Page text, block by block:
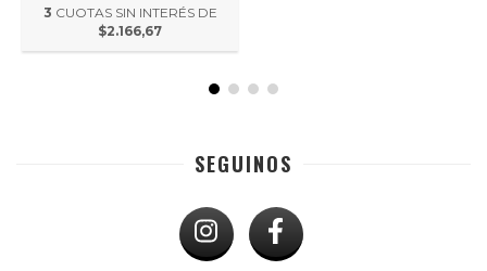
3 CUOTAS SIN INTERÉS DE
$2.166,67
SEGUINOS